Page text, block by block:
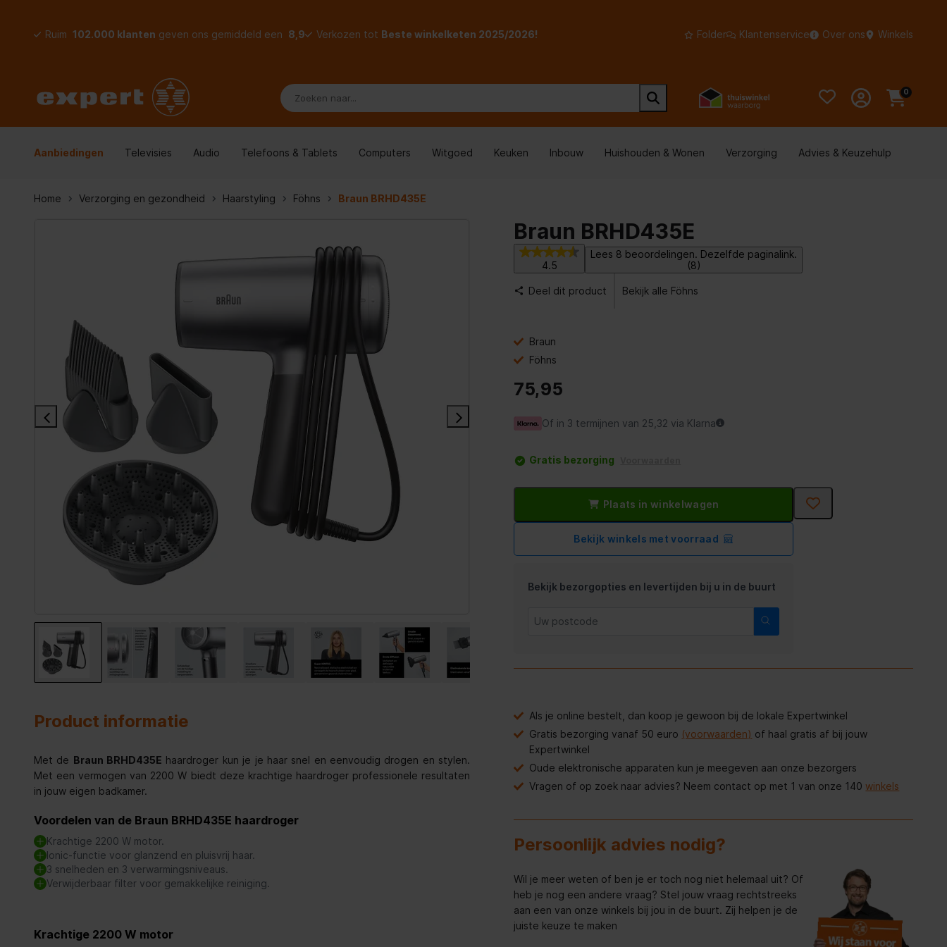
Ruim 102.000 klanten geven ons gemiddeld een 8,9 Verkozen tot Beste winkelketen 2025/2026! Folder Klantenservice Over ons Winkels
0
Aanbiedingen Televisies Audio Telefoons & Tablets Computers Witgoed Keuken Inbouw Huishouden & Wonen Verzorging Advies & Keuzehulp
Home Verzorging en gezondheid Haarstyling Föhns Braun BRHD435E
Product informatie
Met de Braun BRHD435E haardroger kun je je haar snel en eenvoudig drogen en stylen.
Met een vermogen van 2200 W biedt deze krachtige haardroger professionele resultaten
in jouw eigen badkamer.
Voordelen van de Braun BRHD435E haardroger
Krachtige 2200 W motor.
Ionic-functie voor glanzend en pluisvrij haar.
3 snelheden en 3 verwarmingsniveaus.
Verwijderbaar filter voor gemakkelijke reiniging.
Krachtige 2200 W motor
Braun BRHD435E
4.5
Lees 8 beoordelingen. Dezelfde paginalink.
(8)
Deel dit product Bekijk alle Föhns
Braun
Föhns
75,95
Of in 3 termijnen van 25,32 via Klarna
Gratis bezorging
Plaats in winkelwagen
Bekijk winkels met voorraad
Bekijk bezorgopties en levertijden bij u in de buurt
Als je online bestelt, dan koop je gewoon bij de lokale Expertwinkel
Gratis bezorging vanaf 50 euro (voorwaarden) of haal gratis af bij jouw
Expertwinkel
Oude elektronische apparaten kun je meegeven aan onze bezorgers
Vragen of op zoek naar advies? Neem contact op met 1 van onze 140 winkels
Persoonlijk advies nodig?
Wil je meer weten of ben je er toch nog niet helemaal uit? Of
heb je nog een andere vraag? Stel jouw vraag rechtstreeks
aan een van onze winkels bij jou in de buurt. Zij helpen je de
juiste keuze te maken